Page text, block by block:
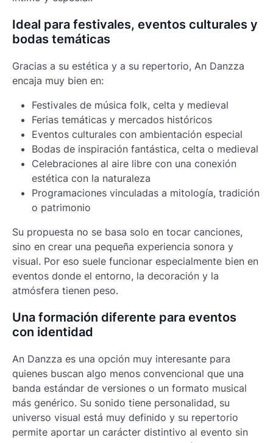
Ideal para festivales, eventos culturales y
bodas temáticas
Gracias a su estética y a su repertorio, An Danzza
encaja muy bien en:
Festivales de música folk, celta y medieval
Ferias temáticas y mercados históricos
Eventos culturales con ambientación especial
Bodas de inspiración fantástica, celta o medieval
Celebraciones al aire libre con una conexión
estética con la naturaleza
Programaciones vinculadas a mitología, tradición
o patrimonio
Su propuesta no se basa solo en tocar canciones,
sino en crear una pequeña experiencia sonora y
visual. Por eso suele funcionar especialmente bien en
eventos donde el entorno, la decoración y la
atmósfera tienen peso.
Una formación diferente para eventos
con identidad
An Danzza es una opción muy interesante para
quienes buscan algo menos convencional que una
banda estándar de versiones o un formato musical
más genérico. Su sonido tiene personalidad, su
universo visual está muy definido y su repertorio
permite aportar un carácter distintivo al evento sin